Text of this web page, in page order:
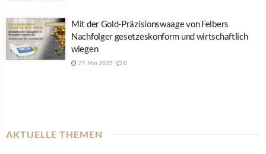
Mit der Gold-Präzisionswaage von Felbers
Nachfolger gesetzeskonform und wirtschaftlich
wiegen
27. Mai 2025 0
AKTUELLE THEMEN